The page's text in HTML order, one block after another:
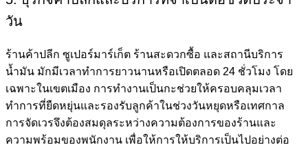
วัน
ร้านค้าปลีก ซูเปอร์มาร์เก็ต ร้านสะดวกซื้อ และสถานีบริการ
น้ำมัน มักมีเวลาทำการยาวนานหรือเปิดตลอด 24 ชั่วโมง โดย
เฉพาะในเขตเมือง การทำงานเป็นกะช่วยให้ครอบคลุมเวลา
ทำการที่ยืดหยุ่นและรองรับลูกค้าในช่วงวันหยุดหรือเทศกาล
การจัดเวรจึงต้องสมดุลระหว่างความต้องการของร้านและ
ความพร้อมของพนักงาน เพื่อให้การให้บริการเป็นไปอย่างต่อ